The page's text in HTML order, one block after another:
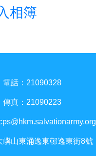
相簿
電話：21090328
傳真：21090223
嶼山東涌逸東邨逸東街8號